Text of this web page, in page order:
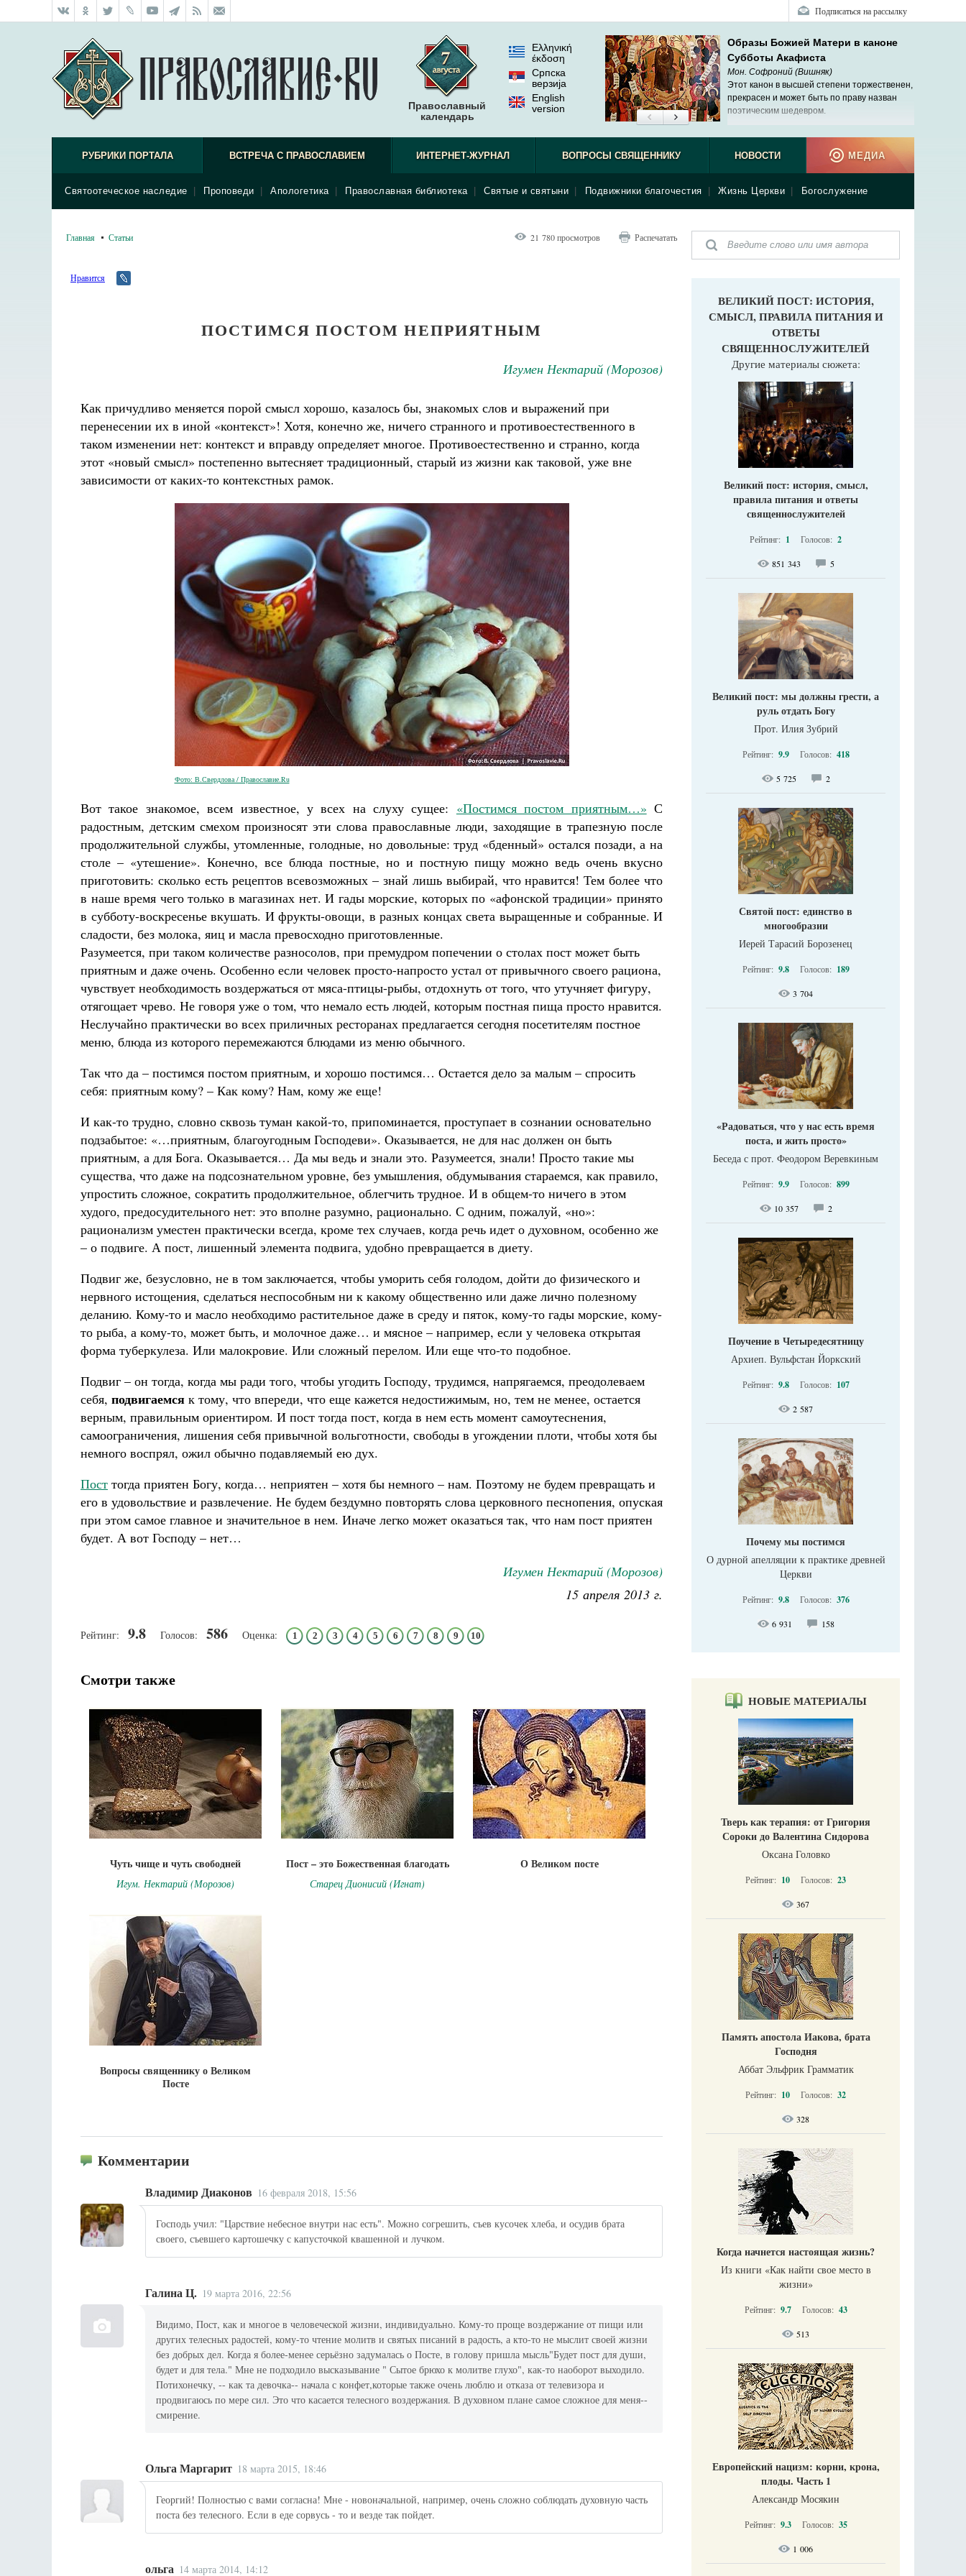
Подписаться на рассылку
Православный
календарь
Ελληνική
έκδοση
Српска
верзиjа
English
version
Образы Божией Матери в каноне
Субботы Акафиста
Мон. Софроний (Вишняк)
Этот канон в высшей степени торжественен,
прекрасен и может быть по праву назван
поэтическим шедевром.
РУБРИКИ ПОРТАЛА ВСТРЕЧА С ПРАВОСЛАВИЕМ
Святоотеческое наследие Проповеди Апологетика Православная библиотека Святые и святыни Подвижники благочестия Жизнь Церкви Богослужение
ИНТЕРНЕТ-ЖУРНАЛ ВОПРОСЫ СВЯЩЕННИКУ НОВОСТИ МЕДИА
Главная Статьи 21 780 просмотров Распечатать
Нравится
ПОСТИМСЯ ПОСТОМ НЕПРИЯТНЫМ
Игумен Нектарий (Морозов)
Как причудливо меняется порой смысл хорошо, казалось бы, знакомых слов и выражений при
перенесении их в иной «контекст»! Хотя, конечно же, ничего странного и противоестественного в
таком изменении нет: контекст и вправду определяет многое. Противоестественно и странно, когда
этот «новый смысл» постепенно вытесняет традиционный, старый из жизни как таковой, уже вне
зависимости от каких-то контекстных рамок.
Фото: В.Свердлова / Православие.Ru
Вот такое знакомое, всем известное, у всех на слуху сущее: «Постимся постом приятным…» С
радостным, детским смехом произносят эти слова православные люди, заходящие в трапезную после
продолжительной службы, утомленные, голодные, но довольные: труд «бденный» остался позади, а на
столе – «утешение». Конечно, все блюда постные, но и постную пищу можно ведь очень вкусно
приготовить: сколько есть рецептов всевозможных – знай лишь выбирай, что нравится! Тем более что
в наше время чего только в магазинах нет. И гады морские, которых по «афонской традиции» принято
в субботу-воскресенье вкушать. И фрукты-овощи, в разных концах света выращенные и собранные. И
сладости, без молока, яиц и масла превосходно приготовленные.
Разумеется, при таком количестве разносолов, при премудром попечении о столах пост может быть
приятным и даже очень. Особенно если человек просто-напросто устал от привычного своего рациона,
чувствует необходимость воздержаться от мяса-птицы-рыбы, отдохнуть от того, что утучняет фигуру,
отягощает чрево. Не говоря уже о том, что немало есть людей, которым постная пища просто нравится.
Неслучайно практически во всех приличных ресторанах предлагается сегодня посетителям постное
меню, блюда из которого перемежаются блюдами из меню обычного.
Так что да – постимся постом приятным, и хорошо постимся… Остается дело за малым – спросить
себя: приятным кому? – Как кому? Нам, кому же еще!
И как-то трудно, словно сквозь туман какой-то, припоминается, проступает в сознании основательно
подзабытое: «…приятным, благоугодным Господеви». Оказывается, не для нас должен он быть
приятным, а для Бога. Оказывается… Да мы ведь и знали это. Разумеется, знали! Просто такие мы
существа, что даже на подсознательном уровне, без умышления, обдумывания стараемся, как правило,
упростить сложное, сократить продолжительное, облегчить трудное. И в общем-то ничего в этом
худого, предосудительного нет: это вполне разумно, рационально. С одним, пожалуй, «но»:
рационализм уместен практически всегда, кроме тех случаев, когда речь идет о духовном, особенно же
– о подвиге. А пост, лишенный элемента подвига, удобно превращается в диету.
Подвиг же, безусловно, не в том заключается, чтобы уморить себя голодом, дойти до физического и
нервного истощения, сделаться неспособным ни к какому общественно или даже лично полезному
деланию. Кому-то и масло необходимо растительное даже в среду и пяток, кому-то гады морские, кому-
то рыба, а кому-то, может быть, и молочное даже… и мясное – например, если у человека открытая
форма туберкулеза. Или малокровие. Или сложный перелом. Или еще что-то подобное.
Подвиг – он тогда, когда мы ради того, чтобы угодить Господу, трудимся, напрягаемся, преодолеваем
себя, подвигаемся к тому, что впереди, что еще кажется недостижимым, но, тем не менее, остается
верным, правильным ориентиром. И пост тогда пост, когда в нем есть момент самоутеснения,
самоограничения, лишения себя привычной вольготности, свободы в угождении плоти, чтобы хотя бы
немного воспрял, ожил обычно подавляемый ею дух.
Пост тогда приятен Богу, когда… неприятен – хотя бы немного – нам. Поэтому не будем превращать и
его в удовольствие и развлечение. Не будем бездумно повторять слова церковного песнопения, опуская
при этом самое главное и значительное в нем. Иначе легко может оказаться так, что нам пост приятен
будет. А вот Господу – нет…
Игумен Нектарий (Морозов)
15 апреля 2013 г.
Рейтинг: 9.8 Голосов: 586 Оценка: 1 2 3 4 5 6 7 8 9 10
Смотри также
Чуть чище и чуть свободней
Игум. Нектарий (Морозов)
Пост – это Божественная благодать
Старец Дионисий (Игнат)
О Великом посте
Вопросы священнику о Великом
Посте
Комментарии
Владимир Диаконов 16 февраля 2018, 15:56
Господь учил: "Царствие небесное внутри нас есть". Можно согрешить, съев кусочек хлеба, и осудив брата
своего, съевшего картошечку с капусточкой квашенной и лучком.
Галина Ц. 19 марта 2016, 22:56
Видимо, Пост, как и многое в человеческой жизни, индивидуально. Кому-то проще воздержание от пищи или
других телесных радостей, кому-то чтение молитв и святых писаний в радость, а кто-то не мыслит своей жизни
без добрых дел. Когда я более-менее серьёзно задумалась о Посте, в голову пришла мысль"Будет пост для души,
будет и для тела." Мне не подходило высказывание " Сытое брюхо к молитве глухо", как-то наоборот выходило.
Потихонечку, -- как та девочка-- начала с конфет,которые также очень люблю и отказа от телевизора и
продвигаюсь по мере сил. Это что касается телесного воздержания. В духовном плане самое сложное для меня--
смирение.
Ольга Маргарит 18 марта 2015, 18:46
Георгий! Полностью с вами согласна! Мне - новоначальной, например, очень сложно соблюдать духовную часть
поста без телесного. Если в еде сорвусь - то и везде так пойдет.
ольга 14 марта 2014, 14:12
ВЕЛИКИЙ ПОСТ: ИСТОРИЯ,
СМЫСЛ, ПРАВИЛА ПИТАНИЯ И
ОТВЕТЫ
СВЯЩЕННОСЛУЖИТЕЛЕЙ
Другие материалы сюжета:
Великий пост: история, смысл,
правила питания и ответы
священнослужителей
Рейтинг: 1 Голосов: 2
851 343 5
Великий пост: мы должны грести, а
руль отдать Богу
Прот. Илия Зубрий
Рейтинг: 9.9 Голосов: 418
5 725 2
Святой пост: единство в
многообразии
Иерей Тарасий Борозенец
Рейтинг: 9.8 Голосов: 189
3 704
«Радоваться, что у нас есть время
поста, и жить просто»
Беседа с прот. Феодором Веревкиным
Рейтинг: 9.9 Голосов: 899
10 357 2
Поучение в Четыредесятницу
Архиеп. Вульфстан Йоркский
Рейтинг: 9.8 Голосов: 107
2 587
Почему мы постимся
О дурной апелляции к практике древней
Церкви
Рейтинг: 9.8 Голосов: 376
6 931 158
НОВЫЕ МАТЕРИАЛЫ
Тверь как терапия: от Григория
Сороки до Валентина Сидорова
Оксана Головко
Рейтинг: 10 Голосов: 23
367
Память апостола Иакова, брата
Господня
Аббат Эльфрик Грамматик
Рейтинг: 10 Голосов: 32
328
Когда начнется настоящая жизнь?
Из книги «Как найти свое место в
жизни​»
Рейтинг: 9.7 Голосов: 43
513
Европейский нацизм: корни, крона,
плоды. Часть 1
Александр Мосякин
Рейтинг: 9.3 Голосов: 35
1 006